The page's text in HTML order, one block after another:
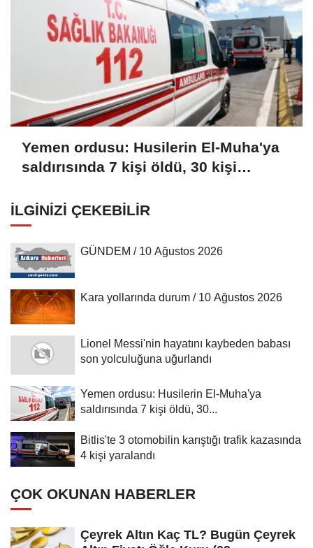
Yemen ordusu: Husilerin El-Muha'ya
saldırısında 7 kişi öldü, 30 kişi
İLGINIZI ÇEKEBILIR
GÜNDEM / 10 Ağustos 2026
Kara yollarında durum / 10 Ağustos 2026
Lionel Messi'nin hayatını kaybeden babası
son yolculuğuna uğurlandı
Yemen ordusu: Husilerin El-Muha'ya
saldırısında 7 kişi öldü, 30...
Bitlis'te 3 otomobilin karıştığı trafik kazasında
4 kişi yaralandı
ÇOK OKUNAN HABERLER
Çeyrek Altın Kaç TL? Bugün Çeyrek